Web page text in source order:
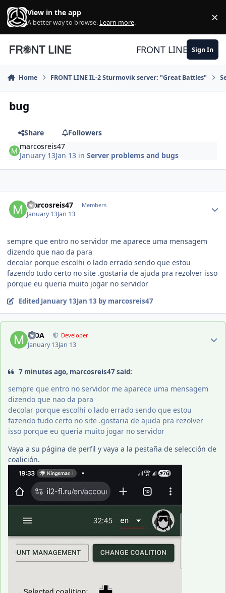
Skip to content
View in the app
A better way to browse. Learn more. ×
FRONT LINE Sign In
Home FRONT LINE IL-2 Sturmovik server: "Great Battles"
bug
Share
Followers
marcosreis47
January 13Jan 13 inServer problems and bugs
marcosreis47 Members
January 13Jan 13
sempre que entro no servidor me aparece uma mensagem
dizendo que nao da para
decolar porque escolhi o lado errado sendo que estou
fazendo tudo certo no site .gostaria de ajuda pra rezolver isso
porque eu queria muito jogar no servidor
Edited January 13Jan 13 by marcosreis47
MDA Developer
January 13Jan 13
Author stats
7 minutes ago, marcosreis47 said:
sempre que entro no servidor me aparece uma mensagem
dizendo que nao da para
decolar porque escolhi o lado errado sendo que estou
fazendo tudo certo no site .gostaria de ajuda pra rezolver
isso porque eu queria muito jogar no servidor
Vaya a su página de perfil y vaya a la pestaña de selección de
coalición.